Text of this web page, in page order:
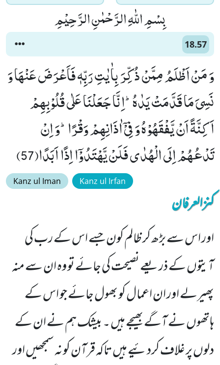
بِسْمِ اللّٰهِ الرَّحْمٰنِ الرَّحِیْمِ
18.57
وَ مَنْ اَظْلَمُ مِمَّنْ ذُكِّرَ بِاٰیٰتِ رَبِّهٖ فَاَعْرَضَ عَنْهَا وَ
نَسِیَ مَا قَدَّمَتْ یَدٰهُؕ-اِنَّا جَعَلْنَا عَلٰى قُلُوْبِهِمْ
اَكِنَّةً اَنْ یَّفْقَهُوْهُ وَ فِیْۤ اٰذَانِهِمْ وَقْرًاؕ-وَ اِنْ
تَدْعُهُمْ اِلَى الْهُدٰى فَلَنْ یَّهْتَدُوْۤا اِذًا اَبَدًا(57)
Kanz ul Iman Kanz ul Irfan
کنزالعرفان
اور اس سے بڑھ کر ظالم کون جسے اس کے رب کی
آیتوں کے ذریعے نصیحت کی جائے تو وہ ان سے منہ
پھیرلے اور ان اعمال کو بھول جائے جو اس کے
ہاتھوں نے آگے بھیجے ہیں ۔ بیشک ہم نے ان کے
دلوں پر غلاف کردئیے ہیں تاکہ قرآن کو نہ سمجھیں اور